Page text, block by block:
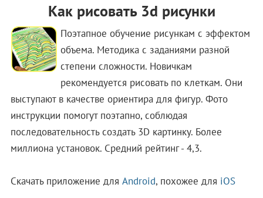
Как рисовать 3d рисунки
Поэтапное обучение рисункам с эффектом
объема. Методика с заданиями разной
степени сложности. Новичкам
рекомендуется рисовать по клеткам. Они
выступают в качестве ориентира для фигур. Фото
инструкции помогут поэтапно, соблюдая
последовательность создать 3D картинку. Более
миллиона установок. Средний рейтинг - 4,3.
Скачать приложение для Android, похожее для iOS